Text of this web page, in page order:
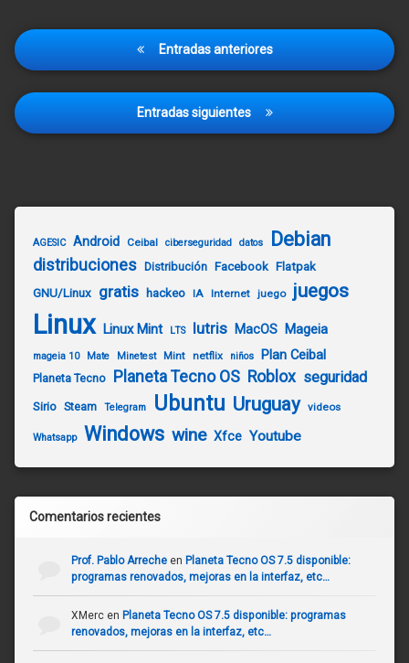
Navegación
de
entradas
Entradas anteriores
Entradas siguientes
AGESIC Android Ceibal ciberseguridad datos Debian
distribuciones Distribución Facebook Flatpak
GNU/Linux gratis hackeo IA Internet juego juegos
Linux Linux Mint LTS lutris MacOS Mageia
mageia 10 Mate Minetest Mint netflix niños Plan Ceibal
Planeta Tecno Planeta Tecno OS Roblox seguridad
Sirio Steam Telegram Ubuntu Uruguay videos
Whatsapp Windows wine Xfce Youtube
Comentarios recientes
Prof. Pablo Arrecheen Planeta Tecno OS 7.5 disponible:
programas renovados, mejoras en la interfaz, etc…
XMercen Planeta Tecno OS 7.5 disponible: programas
renovados, mejoras en la interfaz, etc…